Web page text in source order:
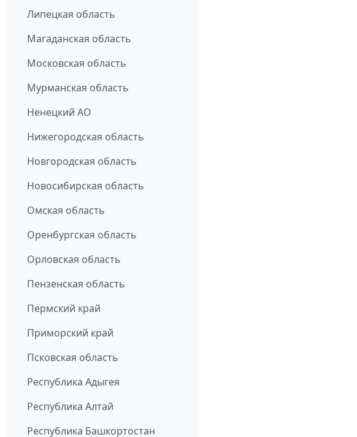
Липецкая область
Магаданская область
Московская область
Мурманская область
Ненецкий АО
Нижегородская область
Новгородская область
Новосибирская область
Омская область
Оренбургская область
Орловская область
Пензенская область
Пермский край
Приморский край
Псковская область
Республика Адыгея
Республика Алтай
Республика Башкортостан